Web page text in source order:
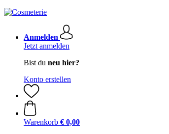
Anmelden
Jetzt anmelden
Bist du neu hier?
Konto erstellen
Warenkorb € 0,00